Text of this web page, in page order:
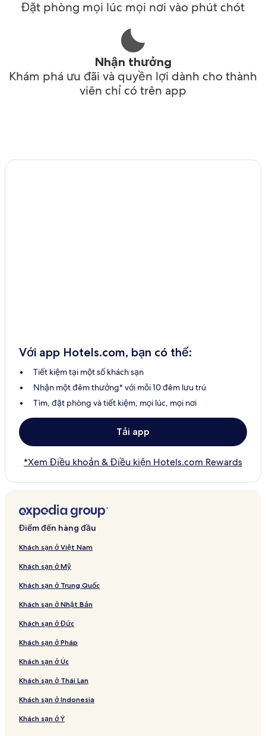
Đặt phòng mọi lúc mọi nơi vào phút chót
Nhận thưởng
Khám phá ưu đãi và quyền lợi dành cho thành
viên chỉ có trên app
Với app Hotels.com, bạn có thể:
Tiết kiệm tại một số khách sạn
Nhận một đêm thưởng* với mỗi 10 đêm lưu trú
Tìm, đặt phòng và tiết kiệm, mọi lúc, mọi nơi
Tải app
*Xem Điều khoản & Điều kiện Hotels.com Rewards
Điểm đến hàng đầu
Khách sạn ở Việt Nam
Khách sạn ở Mỹ
Khách sạn ở Trung Quốc
Khách sạn ở Nhật Bản
Khách sạn ở Đức
Khách sạn ở Pháp
Khách sạn ở Úc
Khách sạn ở Thái Lan
Khách sạn ở Indonesia
Khách sạn ở Ý